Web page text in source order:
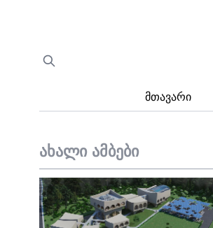
Მთავარი
ახალი ამბები